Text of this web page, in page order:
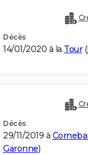
Décès
14/01/2020 à la Tour(
Décès
29/11/2019 à
Garonne)